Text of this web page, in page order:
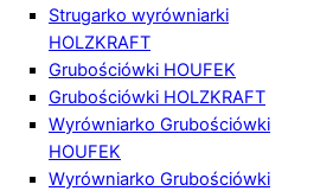
Strugarko wyrówniarki
HOLZKRAFT
Grubościówki HOUFEK
Grubościówki HOLZKRAFT
Wyrówniarko Grubościówki
HOUFEK
Wyrówniarko Grubościówki